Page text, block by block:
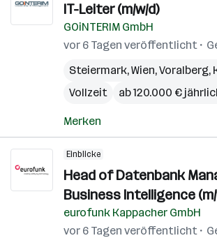
IT-Leiter (m/w/d)
GOiNTERIM GmbH
vor 6 Tagen veröffentlicht
Steiermark,Wien,Voralberg,
Vollzeit
ab 120.000 €
Merken
Einblicke
Head of Datenbank
Business Intelligence
eurofunk Kappacher GmbH
vor 6 Tagen veröffentlicht